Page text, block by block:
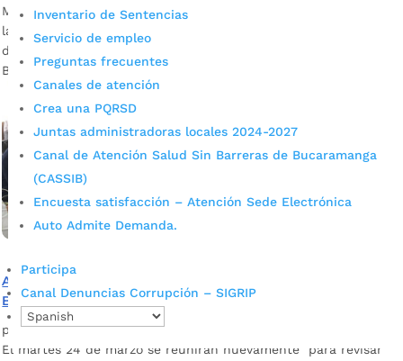
Inventario de Sentencias
Servicio de empleo
Preguntas frecuentes
Canales de atención
Crea una PQRSD
Juntas administradoras locales 2024-2027
Canal de Atención Salud Sin Barreras de Bucaramanga
(CASSIB)
Encuesta satisfacción – Atención Sede Electrónica
Auto Admite Demanda.
Participa
Canal Denuncias Corrupción – SIGRIP
Metropolitano de Bucaramanga, Zoraida Ortiz, hablando de
la corresponsabilidad con la zona y la protección y defensa
del Páramo de Santurbán. Juan Carlos Cárdenas, alcalde de
Bucaramanga Descargar audio […]
Avances positivos dejó reunión entre Alcaldía de
Bucaramanga y transportadores del servicio público
porAlcaldía de Bucaramanga
El martes 24 de marzo se reunirán nuevamente para revisar